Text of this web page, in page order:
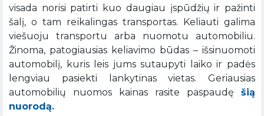
visada norisi patirti kuo daugiau įspūdžių ir pažinti
šalį, o tam reikalingas transportas. Keliauti galima
viešuoju transportu arba nuomotu automobiliu.
Žinoma, patogiausias keliavimo būdas – išsinuomoti
automobilį, kuris leis jums sutaupyti laiko ir padės
lengviau pasiekti lankytinas vietas. Geriausias
automobilių nuomos kainas rasite paspaudę šią
nuorodą.